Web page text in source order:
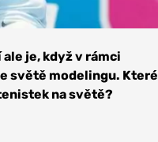
je, když v rámci
světě modelingu. Které
na světě?